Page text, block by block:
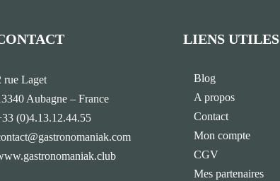
rue Laget
Aubagne – France
(0)4.13.12.44.55
LIENS UTILES
Blog
A propos
Contact
Mon compte
CGV
Mes partenaires